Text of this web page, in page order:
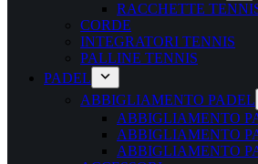
RACCHETTE
CORDE
INTEGRATORI TENNIS
PALLINE TENNIS
PADEL
ABBIGLIAMENTO PADEL
ABBIGLIAMENTO
ABBIGLIAMENTO
ABBIGLIAMENTO